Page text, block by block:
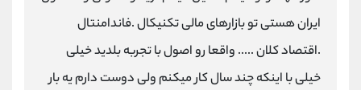
ایران هستی تو بازارهای مالی تکنیکال .فاندامنتال
.اقتصاد کلان ..... واقعا رو اصول با تجربه بلدید خیلی
خیلی با اینکه چند سال کار میکنم ولی دوست دارم یه بار